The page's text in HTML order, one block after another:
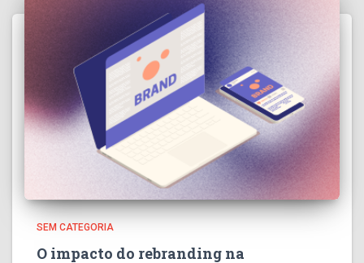
SEM CATEGORIA
O impacto do rebranding na